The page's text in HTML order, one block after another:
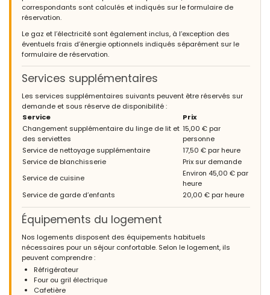
correspondants sont calculés et indiqués sur le formulaire de
réservation.
Le gaz et l’électricité sont également inclus, à l’exception des
éventuels frais d’énergie optionnels indiqués séparément sur le
formulaire de réservation.
Services supplémentaires
Les services supplémentaires suivants peuvent être réservés sur
demande et sous réserve de disponibilité :
Service
Prix
Changement supplémentaire du linge de lit et
des serviettes
15,00 € par
personne
Service de nettoyage supplémentaire
17,50 € par heure
Service de blanchisserie
Prix sur demande
Service de cuisine
Environ 45,00 € par
heure
Service de garde d’enfants
20,00 € par heure
Équipements du logement
Nos logements disposent des équipements habituels
nécessaires pour un séjour confortable. Selon le logement, ils
peuvent comprendre :
Réfrigérateur
Four ou gril électrique
Cafetière